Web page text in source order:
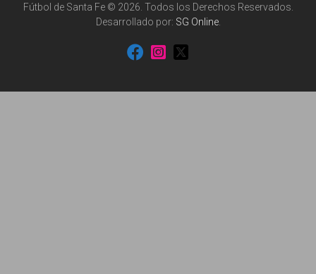
Fútbol de Santa Fe © 2026. Todos los Derechos Reservados.
Desarrollado por: SG Online.